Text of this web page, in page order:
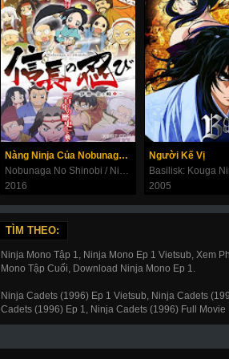
Nàng Ninja Của Nobunaga (Phần 1)
Nobunaga No Shinobi / Ninja Girl & Samurai Master
2016
Người Kế Vị
2005
TÌM THEO:
Ninja Mono Tập 1, Ninja Mono Ep 1 Vietsub, Xem
Mono Tập Cuối, Download Ninja Mono Ep 1.
Ninja Cadets (1996) Ep 1 Vietsub, Ninja Cadets
Cadets (1996) Ep 1, Ninja Cadets (1996) Full Movie